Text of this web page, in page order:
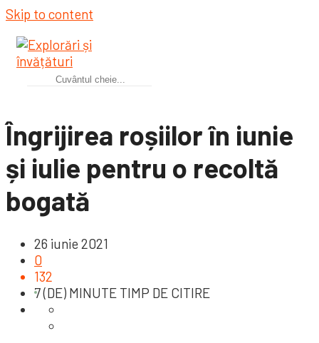
Skip to content
Îngrijirea roșiilor în iunie
și iulie pentru o recoltă
bogată
26 iunie 2021
0
132
7 (DE) MINUTE TIMP DE CITIRE